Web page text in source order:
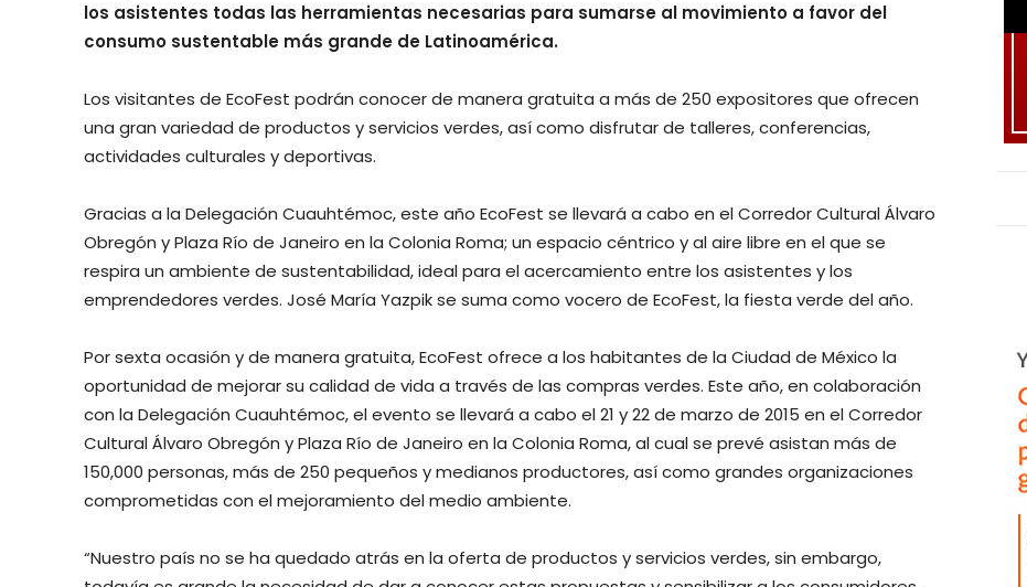
los asistentes todas las herramientas necesarias para sumarse al movimiento a favor del
consumo sustentable más grande de Latinoamérica.
Los visitantes de EcoFest podrán conocer de manera gratuita a más de 250 expositores que ofrecen
una gran variedad de productos y servicios verdes, así como disfrutar de talleres, conferencias,
actividades culturales y deportivas.
Gracias a la Delegación Cuauhtémoc, este año EcoFest se llevará a cabo en el Corredor Cultural Álvaro
Obregón y Plaza Río de Janeiro en la Colonia Roma; un espacio céntrico y al aire libre en el que se
respira un ambiente de sustentabilidad, ideal para el acercamiento entre los asistentes y los
emprendedores verdes. José María Yazpik se suma como vocero de EcoFest, la fiesta verde del año.
Por sexta ocasión y de manera gratuita, EcoFest ofrece a los habitantes de la Ciudad de México la
oportunidad de mejorar su calidad de vida a través de las compras verdes. Este año, en colaboración
con la Delegación Cuauhtémoc, el evento se llevará a cabo el 21 y 22 de marzo de 2015 en el Corredor
Cultural Álvaro Obregón y Plaza Río de Janeiro en la Colonia Roma, al cual se prevé asistan más de
150,000 personas, más de 250 pequeños y medianos productores, así como grandes organizaciones
comprometidas con el mejoramiento del medio ambiente.
“Nuestro país no se ha quedado atrás en la oferta de productos y servicios verdes, sin embargo,